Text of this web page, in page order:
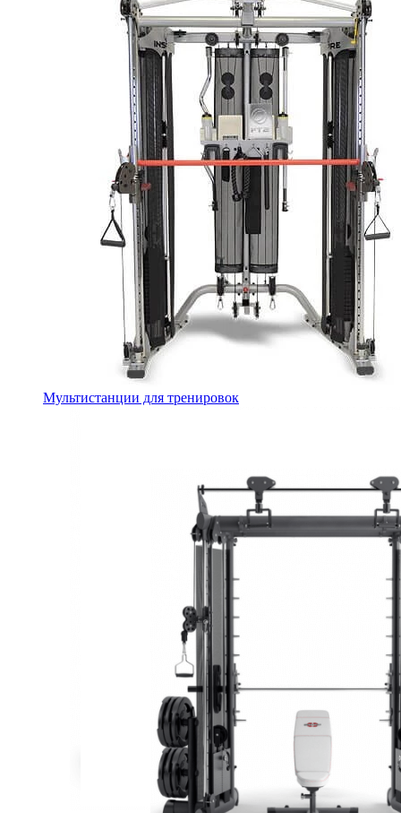
Мультистанции для тренировок